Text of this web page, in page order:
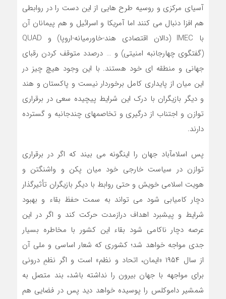
آسیای مرکزی و روسیه طرح هایی از این دست را در روابطی
هم افزا دنبال می کنند اما آمریکا و اسرائیل و هم پیمانان آن
با IMEC (دالان اقتصادی هند-خاورمیانه-اروپا) و QUAD
(گفتگوی چهارجانبه امنیتی) و … درصدد متوقف کردن رقبای
جهانی و منطقه ای خود هستند. با این وجود هیچ چیز در
این میان از پایداری کامل برخوردار نیست و پاکستان و هند
و دیگر بازیگران با درک این شرایط پیچیده سعی در برقراری
توازن و اجتناب از درگیری و تخاصمهای چندجانبه و گسترده
دارند.
پس اسلام‎آباد جهان را اینگونه می بیند که اگر در برقراری
توازن در سیاست خارجی خود میان پکن و واشنگتن و
هویت اسلامی خویش و حتی روابط با دیگر بازیگران تأثیرگذار
دچار کامیابی شود می تواند به سمت حفظ بقاء و بهبود
شرایط و پیشبرد اهداف درازمدت حرکت کند و اگر در این
عرصه دچار ناکامی شود بقاء این کشور با مخاطره بسیار
جدی مواجه خواهد شد؛ کشوری که شعار اساسی و ملی آن
از سال ۱۹۵۴ «ایمان، اتحاد و نظم» است و اگر نظمِ درونی
برای مواجهه با جهان بیرون را نداشته باشد، بند متصل به
شمشیر داموکلس را پوسیده خواهد دید پس در فضایی هم